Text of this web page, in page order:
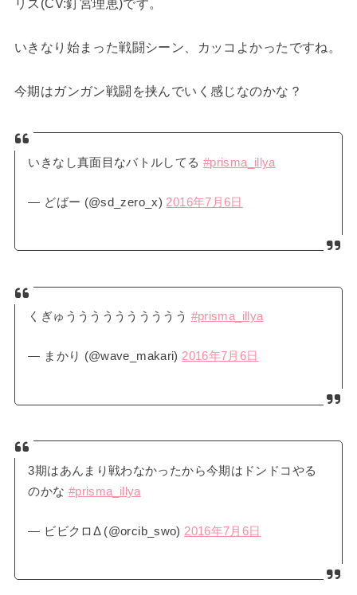
リス(CV:釘宮理恵)です。
いきなり始まった戦闘シーン、カッコよかったですね。
今期はガンガン戦闘を挟んでいく感じなのかな？
いきなし真面目なバトルしてる #prisma_illya
— どばー (@sd_zero_x) 2016年7月6日
くぎゅうううううううううう #prisma_illya
— まかり (@wave_makari) 2016年7月6日
3期はあんまり戦わなかったから今期はドンドコやる
のかな #prisma_illya
— ビビクロΔ (@orcib_swo) 2016年7月6日